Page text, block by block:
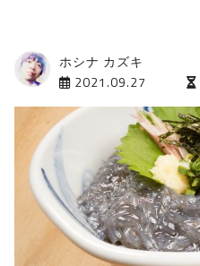
ホシナ カズキ
2021.09.27